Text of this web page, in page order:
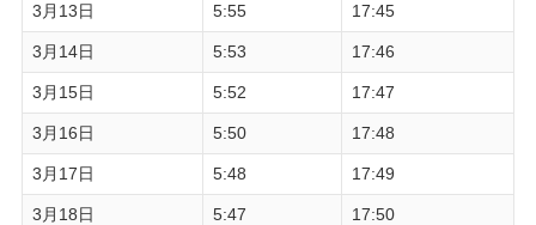
3月13日 5:55 17:45
3月14日 5:53 17:46
3月15日 5:52 17:47
3月16日 5:50 17:48
3月17日 5:48 17:49
3月18日 5:47 17:50